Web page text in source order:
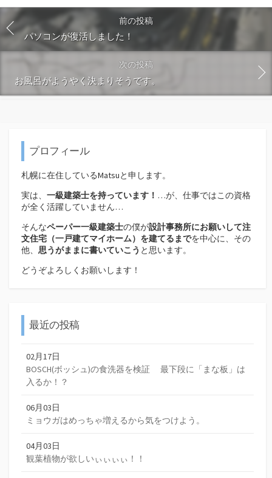
前の投稿
パソコンが復活しました！
次の投稿
お風呂がようやく決まりそうです。
プロフィール
札幌に在住しているMatsuと申します。
実は、 一級建築士を持っています！ …が、仕事ではこの資格
が全く活躍していません…
そんなペーパー一級建築士の僕が設計事務所にお願いして注
文住宅（一戸建てマイホーム）を建てるまでを中心に、その
他、 思うがままに書いていこう と思います。
どうぞよろしくお願いします！
最近の投稿
02月17日
BOSCH(ボッシュ)の食洗器を検証 最下段に「まな板」は
入るか！？
06月03日
ミョウガはめっちゃ増えるから気をつけよう。
04月03日
観葉植物が欲しいぃぃぃぃ！！